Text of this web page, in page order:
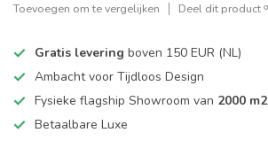
Toevoegen om te vergelijken Deel dit product
Gratis levering boven 150 EUR (NL)
Ambacht voor Tijdloos Design
Fysieke flagship Showroom van 2000 m2
Betaalbare Luxe